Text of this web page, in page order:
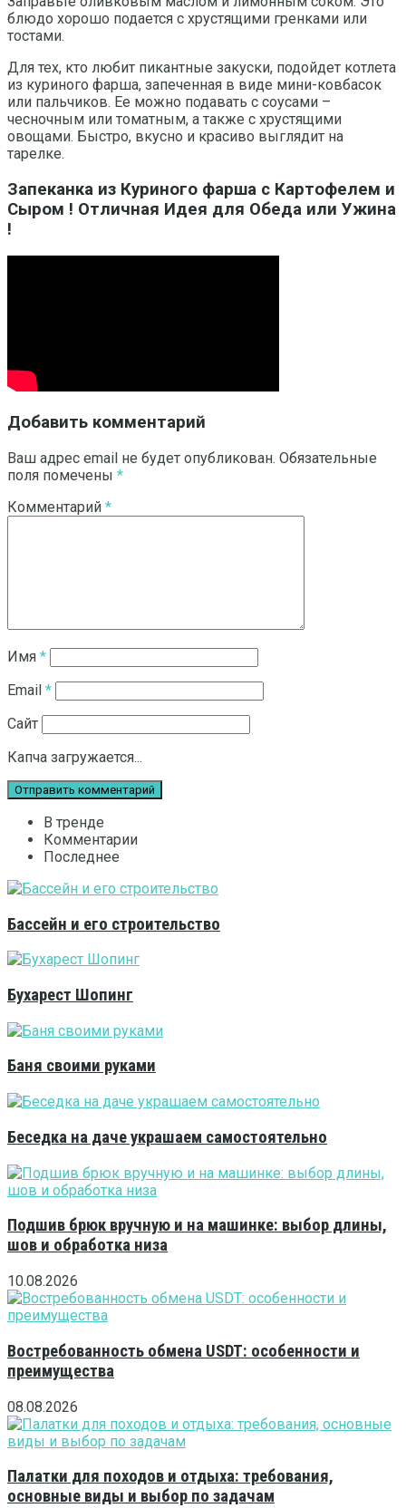
блюдо хорошо подается с хрустящими гренками или
тостами.
Для тех, кто любит пикантные закуски, подойдет котлета
из куриного фарша, запеченная в виде мини-ковбасок
или пальчиков. Ее можно подавать с соусами –
чесночным или томатным, а также с хрустящими
овощами. Быстро, вкусно и красиво выглядит на
тарелке.
Запеканка из Куриного фарша с Картофелем и
Сыром ! Отличная Идея для Обеда или Ужина
!
Добавить комментарий
Ваш адрес email не будет опубликован. Обязательные
поля помечены *
Комментарий *
Имя *
Email *
Сайт
Капча загружается...
В тренде
Комментарии
Последнее
Бассейн и его строительство
Бухарест Шопинг
Баня своими руками
Беседка на даче украшаем самостоятельно
Подшив брюк вручную и на машинке: выбор длины,
шов и обработка низа
10.08.2026
Востребованность обмена USDT: особенности и
преимущества
08.08.2026
Палатки для походов и отдыха: требования,
основные виды и выбор по задачам